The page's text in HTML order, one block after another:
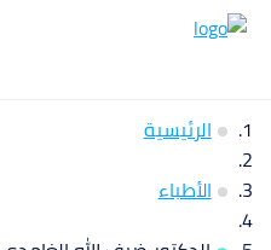
الرئيسية
الأطباء